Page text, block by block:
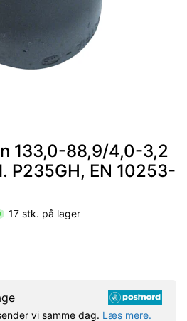
133,0-88,9/4,0-3,2
P235GH, EN 10253-
17 stk. på lager
vi samme dag. Læs mere.